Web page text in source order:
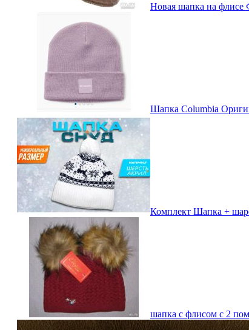
Новая шапка на флисе
Шапка Columbia
Комплект Шапка +
шапка с флисом с 2